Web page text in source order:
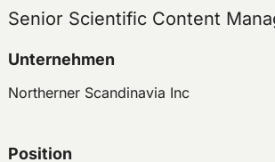
Senior Scientific Content
Unternehmen
Northerner Scandinavia Inc
Position